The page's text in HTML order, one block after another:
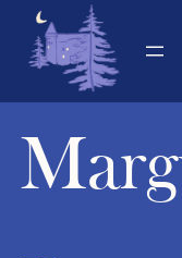
Aller
contenu